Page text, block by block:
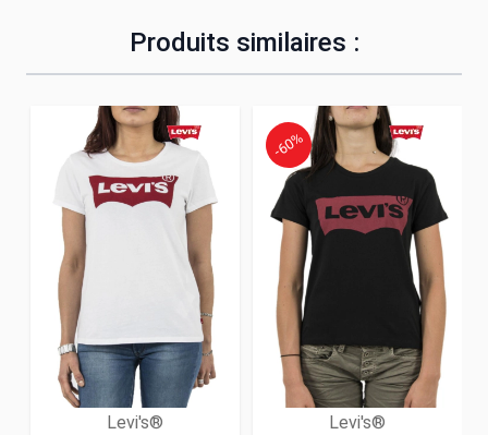
Produits similaires :
Levi's® Levi's®
-60%